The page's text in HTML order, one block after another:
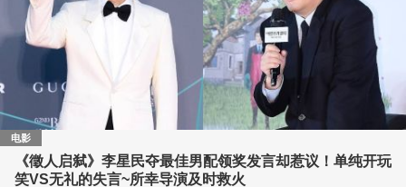
电影
《徵人启弑》李星民夺最佳男配领奖发言却惹议！单纯开玩
笑VS无礼的失言~所幸导演及时救火